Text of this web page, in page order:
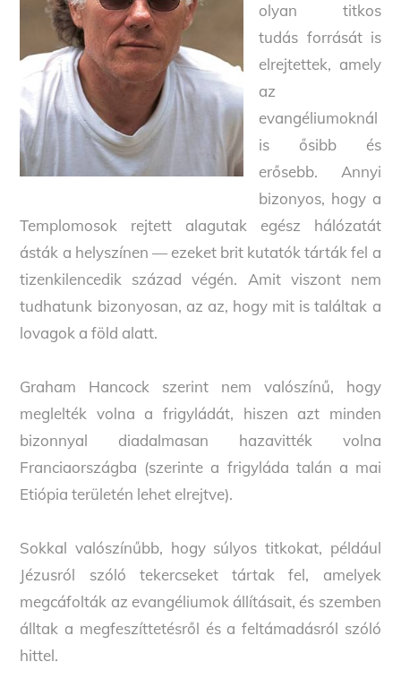
olyan titkos
tudás forrását is
elrejtettek, amely
az
evangéliumoknál
is ősibb és
erősebb. Annyi
bizonyos, hogy a
Templomosok rejtett alagutak egész hálózatát
ásták a helyszínen — ezeket brit kutatók tárták fel a
tizenkilencedik század végén. Amit viszont nem
tudhatunk bizonyosan, az az, hogy mit is találtak a
lovagok a föld alatt.
Graham Hancock szerint nem valószínű, hogy
meglelték volna a frigyládát, hiszen azt minden
bizonnyal diadalmasan hazavitték volna
Franciaországba (szerinte a frigyláda talán a mai
Etiópia területén lehet elrejtve).
Sokkal valószínűbb, hogy súlyos titkokat, például
Jézusról szóló tekercseket tártak fel, amelyek
megcáfolták az evangéliumok állításait, és szemben
álltak a megfeszíttetésről és a feltámadásról szóló
hittel.